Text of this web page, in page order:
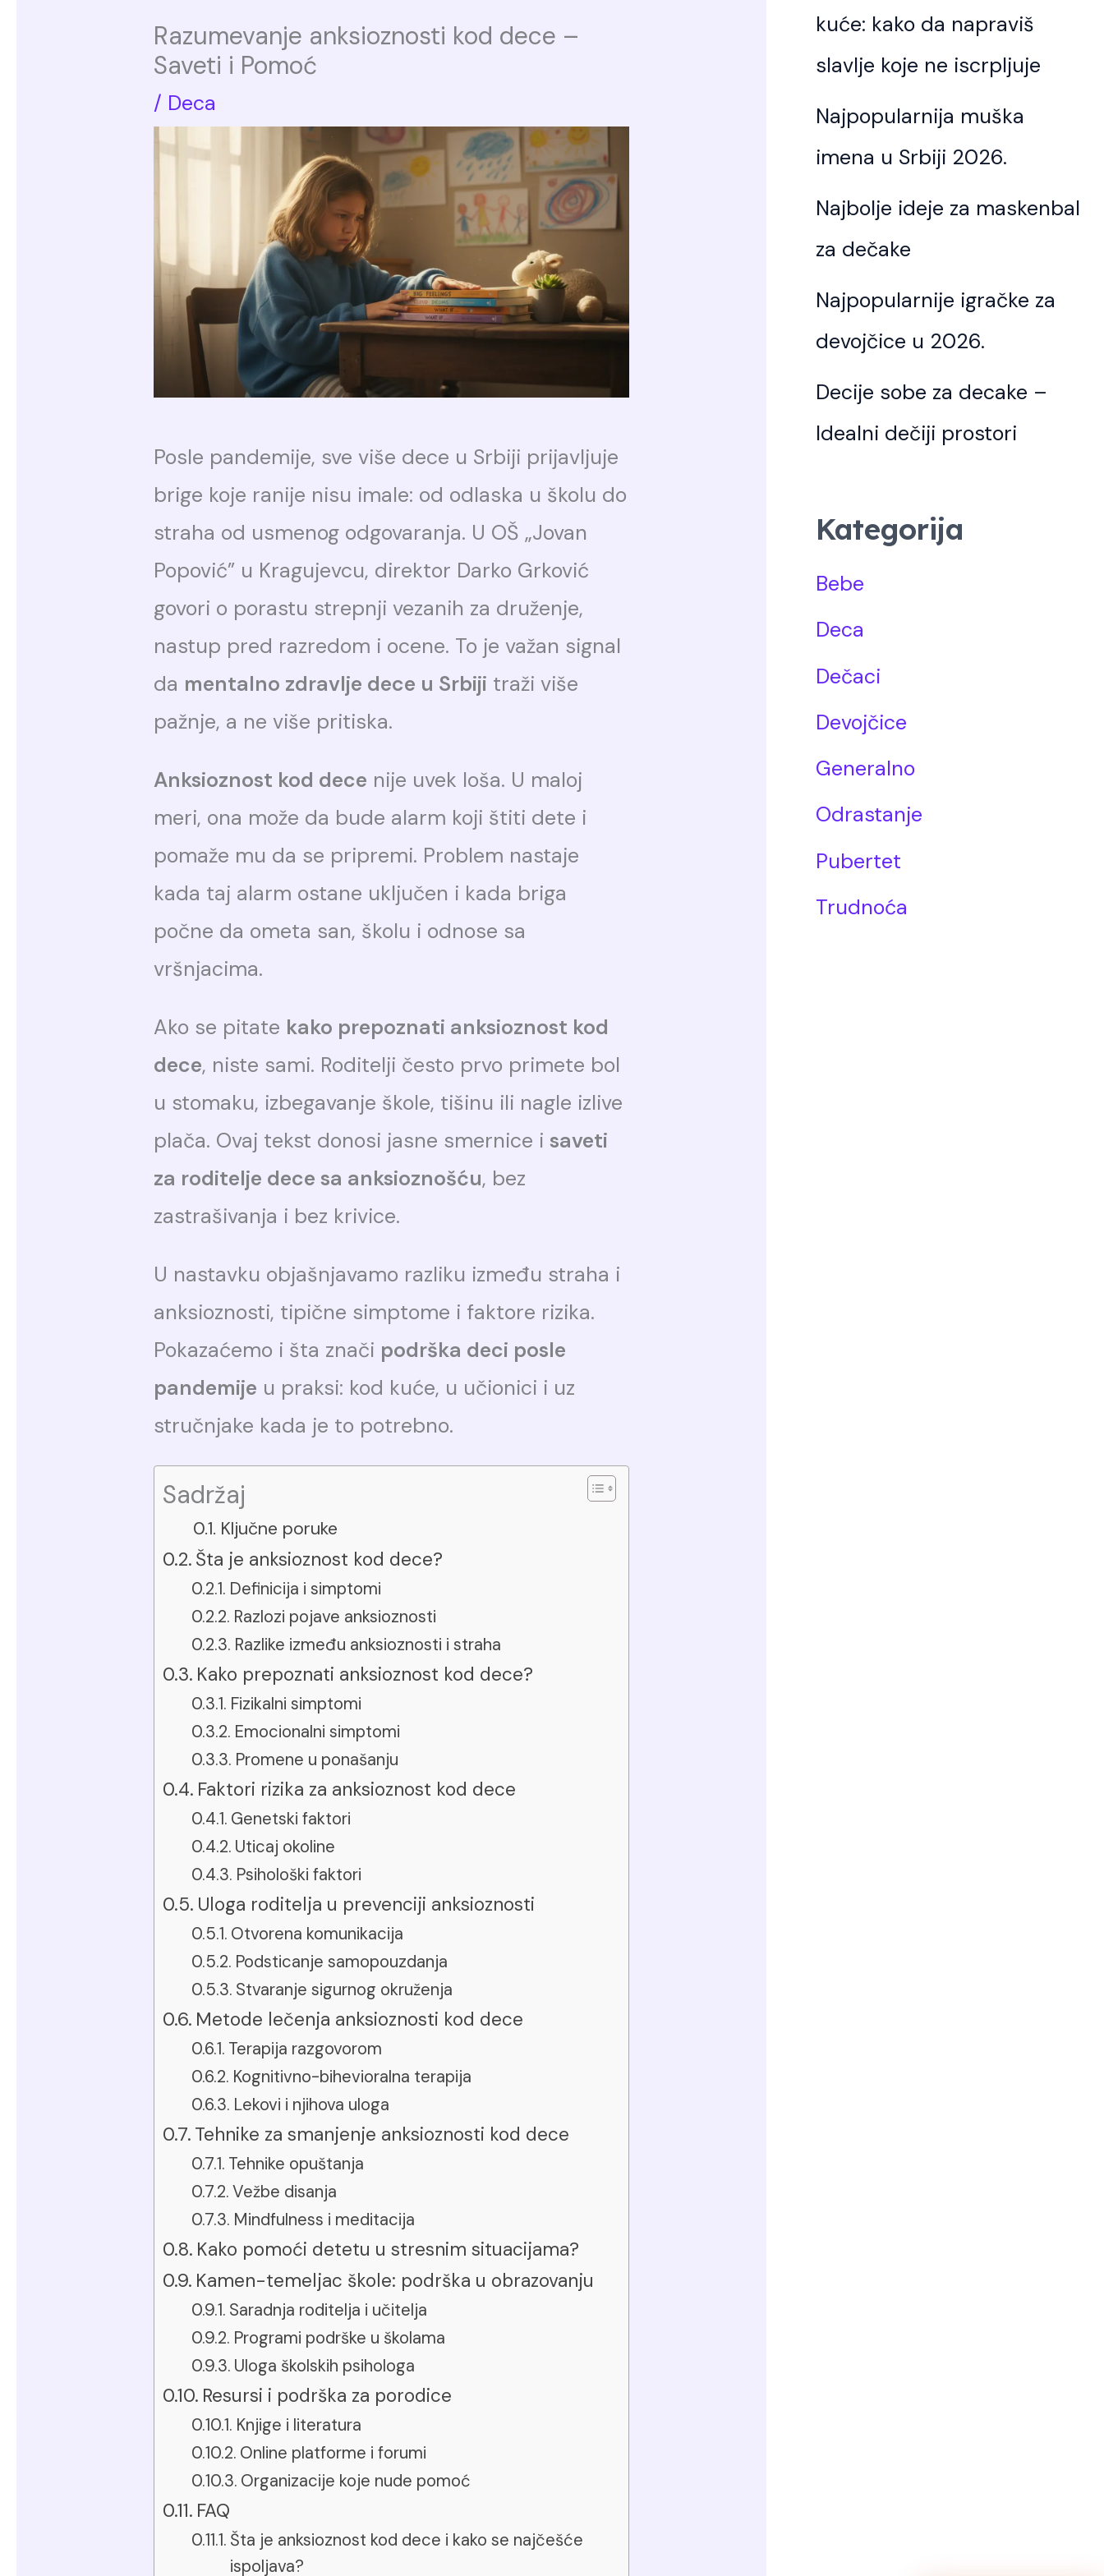
Razumevanje anksioznosti kod dece –
Saveti i Pomoć
/ Deca
Posle pandemije, sve više dece u Srbiji prijavljuje
brige koje ranije nisu imale: od odlaska u školu do
straha od usmenog odgovaranja. U OŠ „Jovan
Popović” u Kragujevcu, direktor Darko Grković
govori o porastu strepnji vezanih za druženje,
nastup pred razredom i ocene. To je važan signal
da mentalno zdravlje dece u Srbiji traži više
pažnje, a ne više pritiska.
Anksioznost kod dece nije uvek loša. U maloj
meri, ona može da bude alarm koji štiti dete i
pomaže mu da se pripremi. Problem nastaje
kada taj alarm ostane uključen i kada briga
počne da ometa san, školu i odnose sa
vršnjacima.
Ako se pitate kako prepoznati anksioznost kod
dece, niste sami. Roditelji često prvo primete bol
u stomaku, izbegavanje škole, tišinu ili nagle izlive
plača. Ovaj tekst donosi jasne smernice i saveti
za roditelje dece sa anksioznošću, bez
zastrašivanja i bez krivice.
U nastavku objašnjavamo razliku između straha i
anksioznosti, tipične simptome i faktore rizika.
Pokazaćemo i šta znači podrška deci posle
pandemije u praksi: kod kuće, u učionici i uz
stručnjake kada je to potrebno.
Sadržaj
Ključne poruke
Šta je anksioznost kod dece?
Definicija i simptomi
Razlozi pojave anksioznosti
Razlike između anksioznosti i straha
Kako prepoznati anksioznost kod dece?
Fizikalni simptomi
Emocionalni simptomi
Promene u ponašanju
Faktori rizika za anksioznost kod dece
Genetski faktori
Uticaj okoline
Psihološki faktori
Uloga roditelja u prevenciji anksioznosti
Otvorena komunikacija
Podsticanje samopouzdanja
Stvaranje sigurnog okruženja
Metode lečenja anksioznosti kod dece
Terapija razgovorom
Kognitivno-bihevioralna terapija
Lekovi i njihova uloga
Tehnike za smanjenje anksioznosti kod dece
Tehnike opuštanja
Vežbe disanja
Mindfulness i meditacija
Kako pomoći detetu u stresnim situacijama?
Kamen-temeljac škole: podrška u obrazovanju
Saradnja roditelja i učitelja
Programi podrške u školama
Uloga školskih psihologa
Resursi i podrška za porodice
Knjige i literatura
Online platforme i forumi
Organizacije koje nude pomoć
FAQ
Šta je anksioznost kod dece i kako se najčešće
ispoljava?
kuće: kako da napraviš
slavlje koje ne iscrpljuje
Najpopularnija muška
imena u Srbiji 2026.
Najbolje ideje za maskenbal
za dečake
Najpopularnije igračke za
devojčice u 2026.
Decije sobe za decake –
Idealni dečiji prostori
Kategorija
Bebe
Deca
Dečaci
Devojčice
Generalno
Odrastanje
Pubertet
Trudnoća